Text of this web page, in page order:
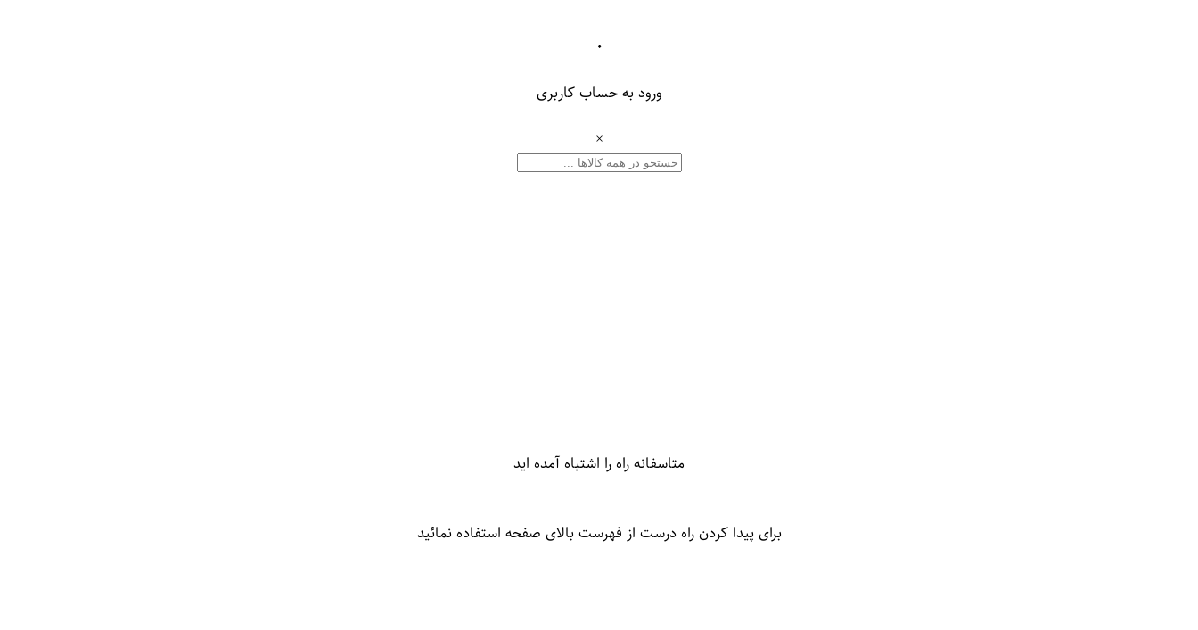
۰
ورود به حساب کاربری
×
متاسفانه راه را اشتباه آمده اید
برای پیدا کردن راه درست از فهرست بالای صفحه استفاده نمائید